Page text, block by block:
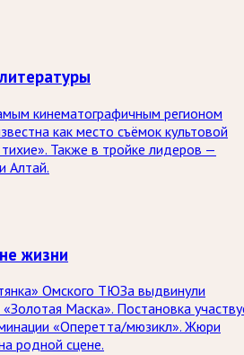
кинематографичным регионом
как место съёмок культовой
Также в тройке лидеров —
Алтай.
жизни
Омского ТЮЗа выдвинули
Маска». Постановка
«Оперетта/мюзикл». Жюри
родной сцене.